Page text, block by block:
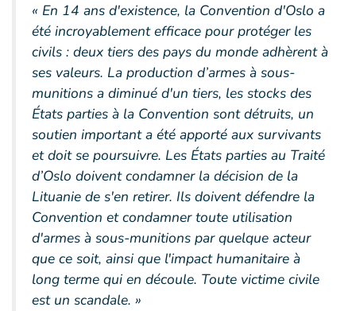
« En 14 ans d'existence, la Convention d'Oslo a
été incroyablement efficace pour protéger les
civils : deux tiers des pays du monde adhèrent à
ses valeurs. La production d’armes à sous-
munitions a diminué d'un tiers, les stocks des
États parties à la Convention sont détruits, un
soutien important a été apporté aux survivants
et doit se poursuivre. Les États parties au Traité
d’Oslo doivent condamner la décision de la
Lituanie de s'en retirer. Ils doivent défendre la
Convention et condamner toute utilisation
d'armes à sous-munitions par quelque acteur
que ce soit, ainsi que l'impact humanitaire à
long terme qui en découle. Toute victime civile
est un scandale. »